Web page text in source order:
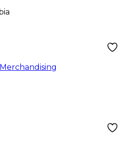
Merchandising